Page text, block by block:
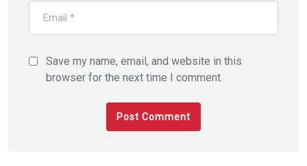
Save my name, email, and website in this
browser for the next time I comment.